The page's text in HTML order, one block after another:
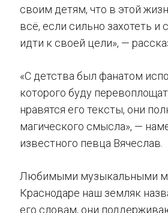
своим детям, что в этой
всё, если сильно захотеть и
идти к своей цели», —
«С детства был фанатом
которого буду
нравятся его тексты, они
магического смысла», —
известного певца Вячеслав.
Любимыми музыкальными
Краснодаре наш земляк
его словам, они